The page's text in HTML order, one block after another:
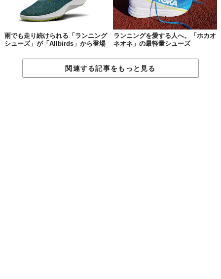
雨でも走り続けられる「ランニング
シューズ」が「Allbirds」から登場
ランニングを愛する人へ。「ホカオ
ネオネ」の最軽量シューズ
関連する記事をもっと見る